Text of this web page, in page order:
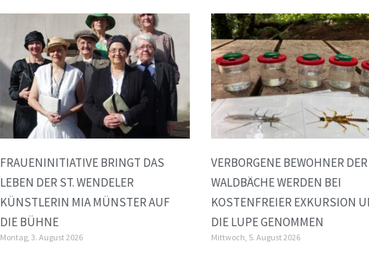
FRAUENINITIATIVE BRINGT DAS
LEBEN DER ST. WENDELER
KÜNSTLERIN MIA MÜNSTER AUF
DIE BÜHNE
Montag, 3. August 2026
VERBORGENE BEWOHNER DER
WALDBÄCHE WERDEN BEI
KOSTENFREIER EXKURSION
DIE LUPE GENOMMEN
Mittwoch, 5. August 2026